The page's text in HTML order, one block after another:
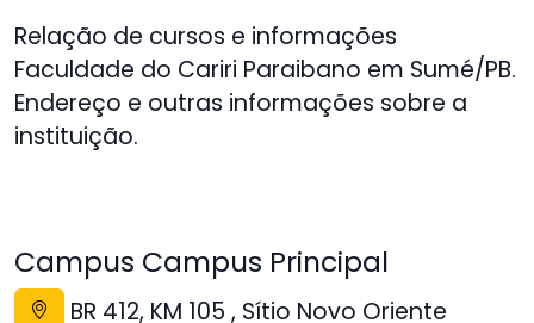
Relação de cursos e informações
Faculdade do Cariri Paraibano em Sumé/PB.
Endereço e outras informações sobre a
instituição.
Campus Campus Principal
BR 412, KM 105 , Sítio Novo Oriente